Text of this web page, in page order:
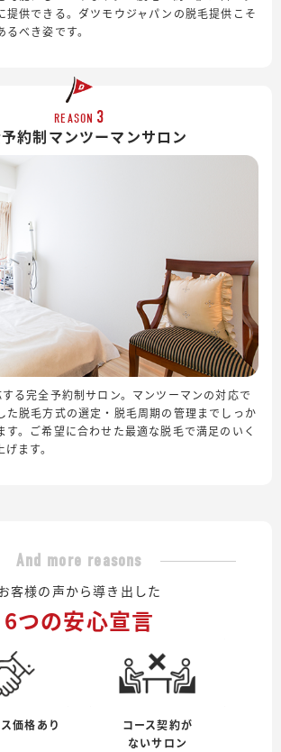
提供できる。ダツモウジャパンの脱毛提供こそ
べき姿です。
REASON 3
約制マンツーマンサロン
る完全予約制サロン。マンツーマンの対応で
た脱毛方式の選定・脱毛周期の管理までしっか
す。ご希望に合わせた最適な脱毛で満足のいく
ます。
And more reasons
客様の声から導き出した
6つの安心宣言
価格あり
コース契約が
ないサロン